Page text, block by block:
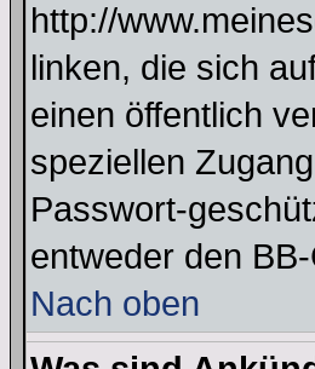
http://
linken, die sich
einen öffentlich
speziellen
Passwort-
entweder den
Nach oben